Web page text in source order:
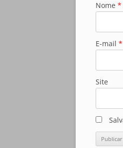
Nome *
E-mail *
Site